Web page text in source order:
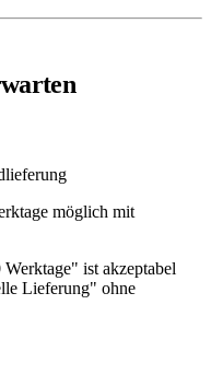
möglich mit
ist akzeptabel
Lieferung" ohne